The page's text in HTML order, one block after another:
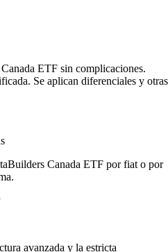
ETF sin complicaciones.
Se aplican diferenciales y otras
Canada ETF por fiat o por
avanzada y la estricta